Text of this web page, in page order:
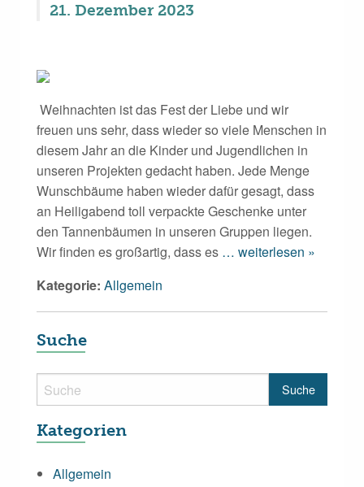
21. Dezember 2023
Weihnachten ist das Fest der Liebe und wir
freuen uns sehr, dass wieder so viele Menschen in
diesem Jahr an die Kinder und Jugendlichen in
unseren Projekten gedacht haben. Jede Menge
Wunschbäume haben wieder dafür gesagt, dass
an Heiligabend toll verpackte Geschenke unter
den Tannenbäumen in unseren Gruppen liegen.
Wir finden es großartig, dass es … weiterlesen »
Kategorie: Allgemein
Suche
Kategorien
Allgemein